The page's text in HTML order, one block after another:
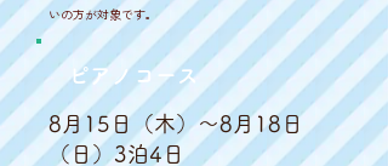
いの方が対象です。
8月15日（木）〜8月18日
（日）3泊4日
ピアノコース